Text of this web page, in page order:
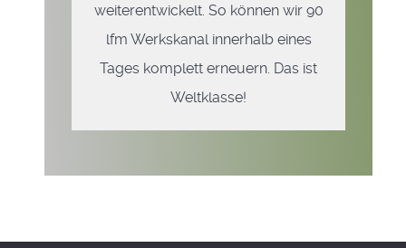
weiterentwickelt. So können wir 90
lfm Werkskanal innerhalb eines
Tages komplett erneuern. Das ist
Weltklasse!